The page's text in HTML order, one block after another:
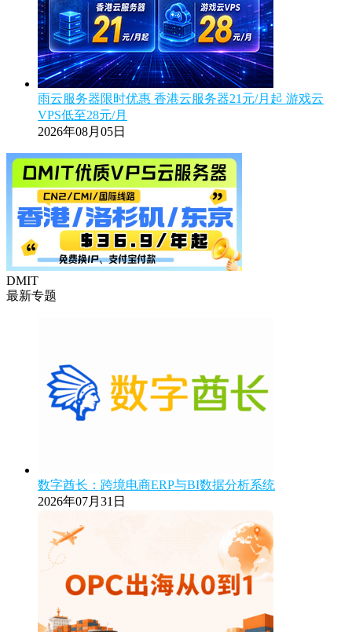
雨云服务器限时优惠 香港云服务器21元/月起 游戏云
VPS低至28元/月
2026年08月05日
DMIT
最新专题
数字酋长：跨境电商ERP与BI数据分析系统
2026年07月31日